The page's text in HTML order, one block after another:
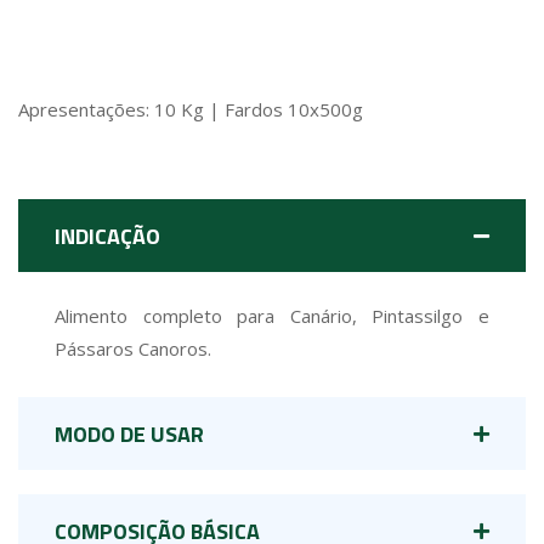
Apresentações: 10 Kg | Fardos 10x500g
INDICAÇÃO
Alimento completo para Canário, Pintassilgo e
Pássaros Canoros.
MODO DE USAR
COMPOSIÇÃO BÁSICA